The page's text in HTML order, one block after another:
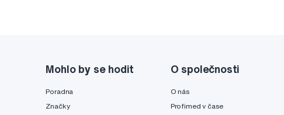
Mohlo by se hodit
Poradna
Značky
O společnosti
O nás
Profimed v čase